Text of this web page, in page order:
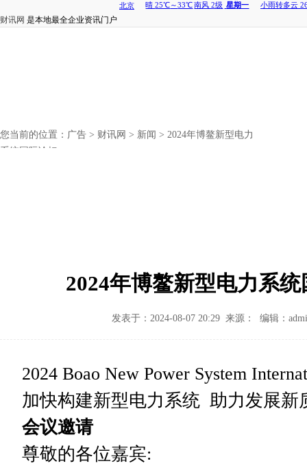
财讯网 是本地最全企业资讯门户
您当前的位置： 广告 > 财讯网 > 新闻 > 2024年博鳌新型电力
系统国际论坛
2024年博鳌新型电力系
发表于：2024-08-07 20:29 来源： 编辑：
2024 Boao New Power System
加快构建新型电力系统 助力发展新
会议邀请
尊敬的各位嘉宾: